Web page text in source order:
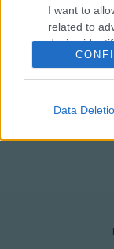
I want to
related to
device
I want to
device
I want to
Data